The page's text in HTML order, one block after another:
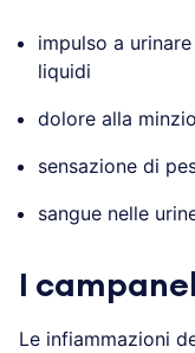
impulso a
liquidi
dolore alla
sensazione di
sangue nelle
I
Le infiammazioni